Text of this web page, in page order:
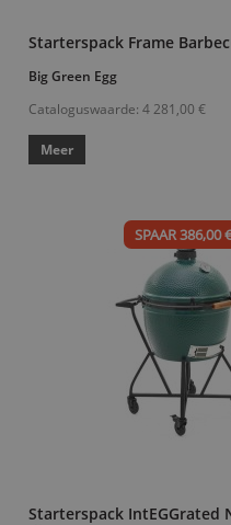
Starterspack Frame
Big Green Egg
Cataloguswaarde: 4 281,00 €
Meer
SPAAR 386,00
Starterspack IntEGGrated